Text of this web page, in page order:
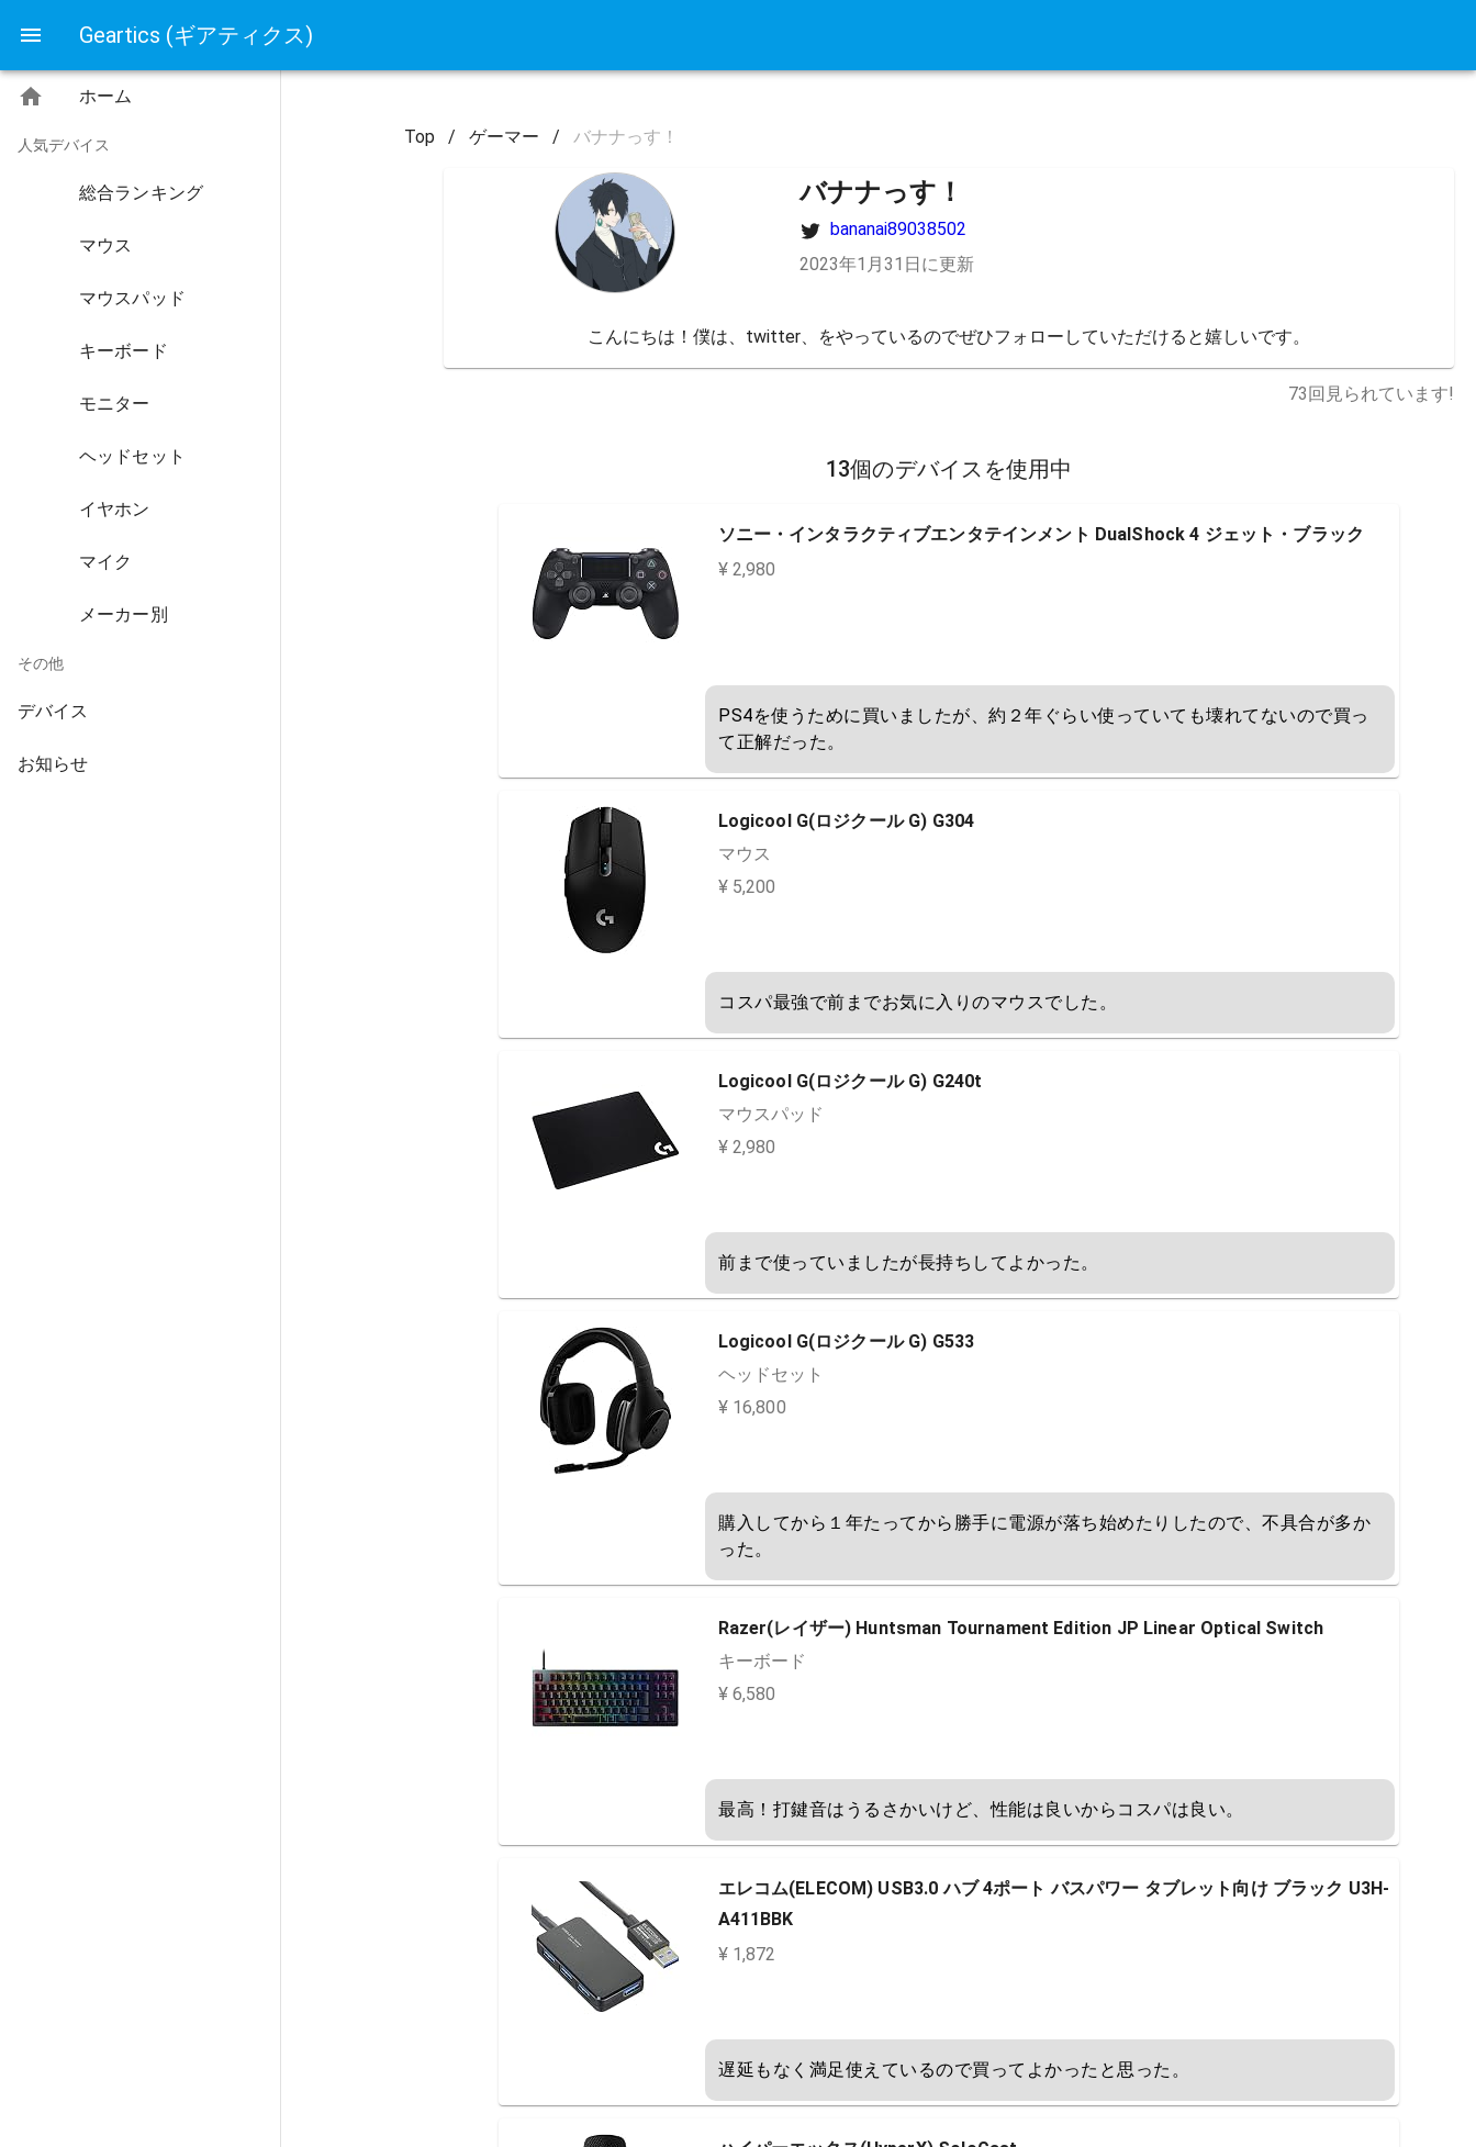
Geartics (ギアティクス)
ホーム
人気デバイス
総合ランキング
マウス
マウスパッド
キーボード
モニター
ヘッドセット
イヤホン
マイク
メーカー別
その他
デバイス
お知らせ
Top / ゲーマー / バナナっす！
バナナっす！
bananai89038502
2023年1月31日に更新
こんにちは！僕は、twitter、をやっているのでぜひフォローしていただけると嬉しいです。
73回見られています!
13個のデバイスを使用中
ソニー・インタラクティブエンタテインメント DualShock 4 ジェット・ブラック
¥ 2,980
PS4を使うために買いましたが、約２年ぐらい使っていても壊れてないので買っ
て正解だった。
Logicool G(ロジクール G) G304
マウス
¥ 5,200
コスパ最強で前までお気に入りのマウスでした。
Logicool G(ロジクール G) G240t
マウスパッド
¥ 2,980
前まで使っていましたが長持ちしてよかった。
Logicool G(ロジクール G) G533
ヘッドセット
¥ 16,800
購入してから１年たってから勝手に電源が落ち始めたりしたので、不具合が多か
った。
Razer(レイザー) Huntsman Tournament Edition JP Linear Optical Switch
キーボード
¥ 6,580
最高！打鍵音はうるさかいけど、性能は良いからコスパは良い。
エレコム(ELECOM) USB3.0 ハブ 4ポート バスパワー タブレット向け ブラック U3H-
A411BBK
¥ 1,872
遅延もなく満足使えているので買ってよかったと思った。